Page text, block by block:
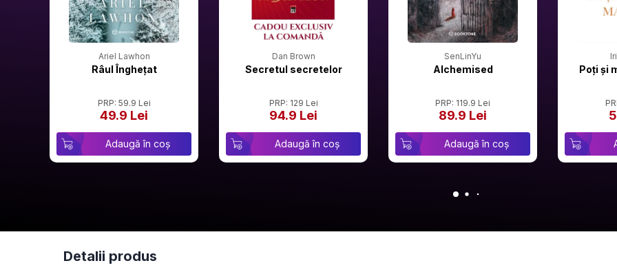
Ariel Lawhon
Râul Înghețat
PRP: 59.9 Lei
49.9 Lei
Adaugă în coș
Dan Brown
Secretul secretelor
PRP: 129 Lei
94.9 Lei
Adaugă în coș
SenLinYu
Alchemised
PRP: 119.9 Lei
89.9 Lei
Adaugă în coș
Poți și
Detalii produs